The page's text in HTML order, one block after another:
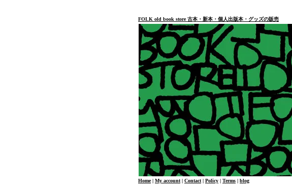
FOLK old book store 古本・新本・個人出版本・グッズの販売
Home| My account | Contact | Policy | Terms | blog